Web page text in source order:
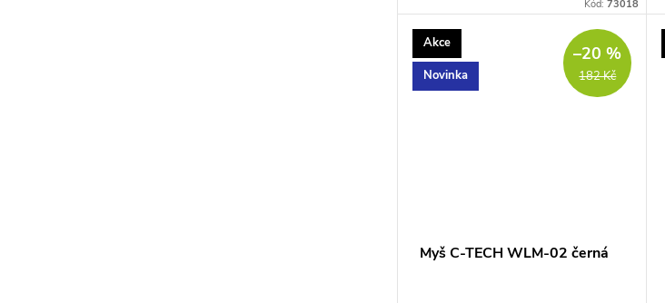
klávesnice, tichá...
Kód:73018
Akce
Novinka
182 Kč
–20 %
Myš C-TECH WLM-02 černá